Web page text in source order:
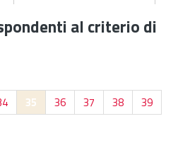
al criterio di
35 36 37 38
39